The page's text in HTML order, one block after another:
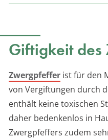
Giftigkeit des
Zwergpfeffer ist für den
von Vergiftungen durch
enthält keine toxischen
daher bedenkenlos in
Zwergpfeffers zudem